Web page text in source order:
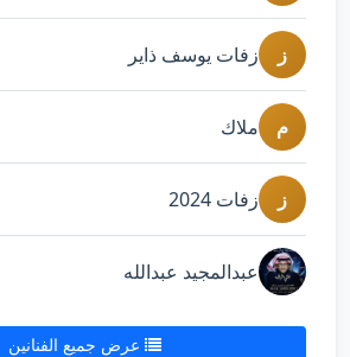
ز زفات يوسف ذاير
م ملاك
ز زفات 2024
عبدالمجيد عبدالله
عرض جميع الفنانين